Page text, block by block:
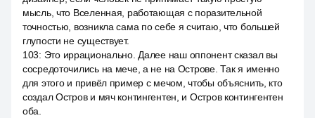
мысль, что Вселенная, работающая с поразительной
точностью, возникла сама по себе я считаю, что большей
глупости не существует.
103: Это иррационально. Далее наш оппонент сказал вы
сосредоточились на мече, а не на Острове. Так я именно
для этого и привёл пример с мечом, чтобы объяснить, кто
создал Остров и мяч контингентен, и Остров контингентен
оба.